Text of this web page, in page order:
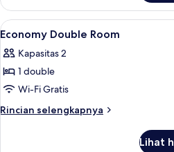
Economy
Queen
Lihat
semua
foto
untuk
Economy
Double
7
Economy Double Room
Kapasitas 2
1 double
Wi-Fi Gratis
Rincian selengkapnya
Rincian
Lihat